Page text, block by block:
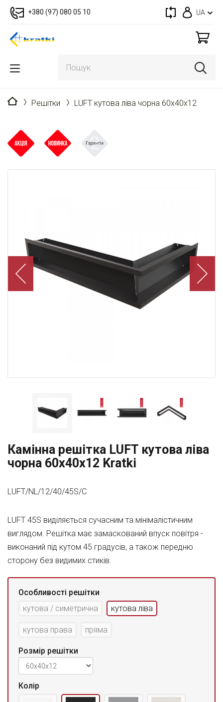
+380 (97) 080 05 10 UA
Головна
Решітки LUFT кутова ліва чорна 60x40x12
Камінна решітка LUFT кутова ліва
чорна 60x40x12 Kratki
LUFT/NL/12/40/45S/C
LUFT 45S виділяється сучасним та мінімалістичним
виглядом. Решітка має замаскований впуск повітря -
виконаний під кутом 45 градусів, а також передню
сторону без видимих стиків.
Особливості решітки
кутова / симетрична
кутова ліва
кутова права пряма
Розмір решітки
Колір